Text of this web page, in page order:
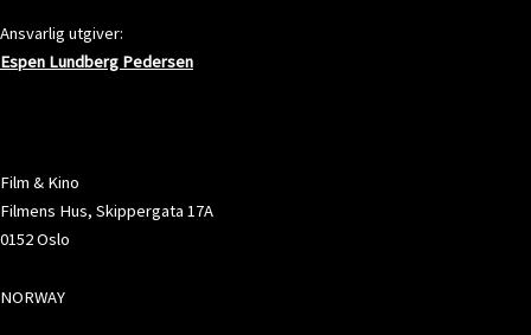
Ansvarlig utgiver:
Espen Lundberg Pedersen
Film & Kino
Filmens Hus, Skippergata 17A
0152 Oslo
NORWAY